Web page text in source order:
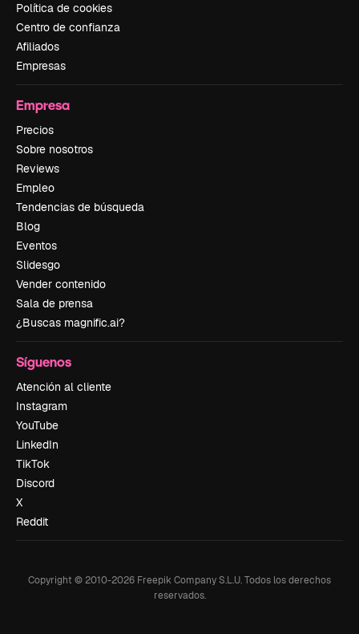
Política de cookies
Centro de confianza
Afiliados
Empresas
Empresa
Precios
Sobre nosotros
Reviews
Empleo
Tendencias de búsqueda
Blog
Eventos
Slidesgo
Vender contenido
Sala de prensa
¿Buscas magnific.ai?
Síguenos
Atención al cliente
Instagram
YouTube
LinkedIn
TikTok
Discord
X
Reddit
Copyright © 2010-2026 Freepik Company S.L.U.Todos los derechos
reservados.